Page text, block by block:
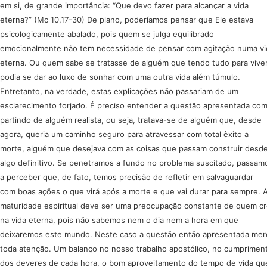
em si, de grande importância: “Que devo fazer para alcançar a vida
eterna?” (Mc 10,17-30) De plano, poderíamos pensar que Ele estava
psicologicamente abalado, pois quem se julga equilibrado
emocionalmente não tem necessidade de pensar com agitação numa
eterna. Ou quem sabe se tratasse de alguém que tendo tudo para
podia se dar ao luxo de sonhar com uma outra vida além túmulo.
Entretanto, na verdade, estas explicações não passariam de um
esclarecimento forjado. É preciso entender a questão apresentada
partindo de alguém realista, ou seja, tratava-se de alguém que, desde
agora, queria um caminho seguro para atravessar com total êxito a
morte, alguém que desejava com as coisas que passam construir
algo definitivo. Se penetramos a fundo no problema suscitado,
a perceber que, de fato, temos precisão de refletir em salvaguardar
com boas ações o que virá após a morte e que vai durar para sempre. A
maturidade espiritual deve ser uma preocupação constante de quem
na vida eterna, pois não sabemos nem o dia nem a hora em que
deixaremos este mundo. Neste caso a questão então apresentada
toda atenção. Um balanço no nosso trabalho apostólico, no
dos deveres de cada hora, o bom aproveitamento do tempo de vida